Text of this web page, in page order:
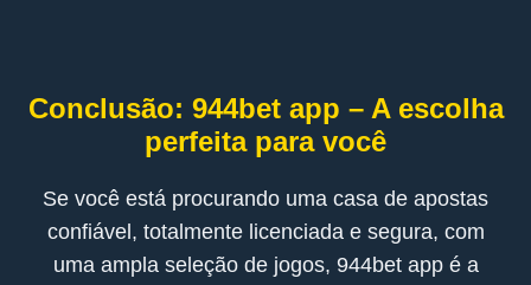
Conclusão: 944bet app – A escolha
perfeita para você
Se você está procurando uma casa de apostas
confiável, totalmente licenciada e segura, com
uma ampla seleção de jogos, 944bet app é a